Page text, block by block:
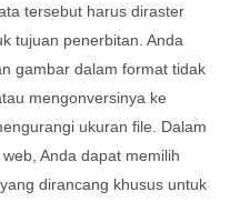
tersebut harus diraster
tujuan penerbitan. Anda
gambar dalam format tidak
mengonversinya ke
ukuran file. Dalam
Anda dapat memilih
dirancang khusus untuk